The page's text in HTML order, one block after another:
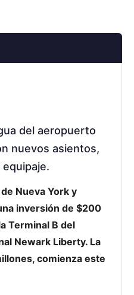
del aeropuerto
nuevos asientos,
Nueva York y
inversión de $200
Terminal B del
Newark Liberty. La
comienza este